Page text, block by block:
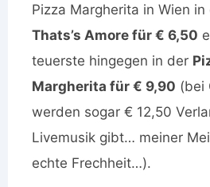
Pizza Margherita in Wien in
Thats’s Amore für € 6,50
teuerste hingegen in der
Margherita für € 9,90 (bei
werden sogar € 12,50
Livemusik gibt… meiner
echte Frechheit…).